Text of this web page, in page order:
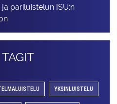
pariluistelun ISU:n
TAGIT
YKSINLUISTELU